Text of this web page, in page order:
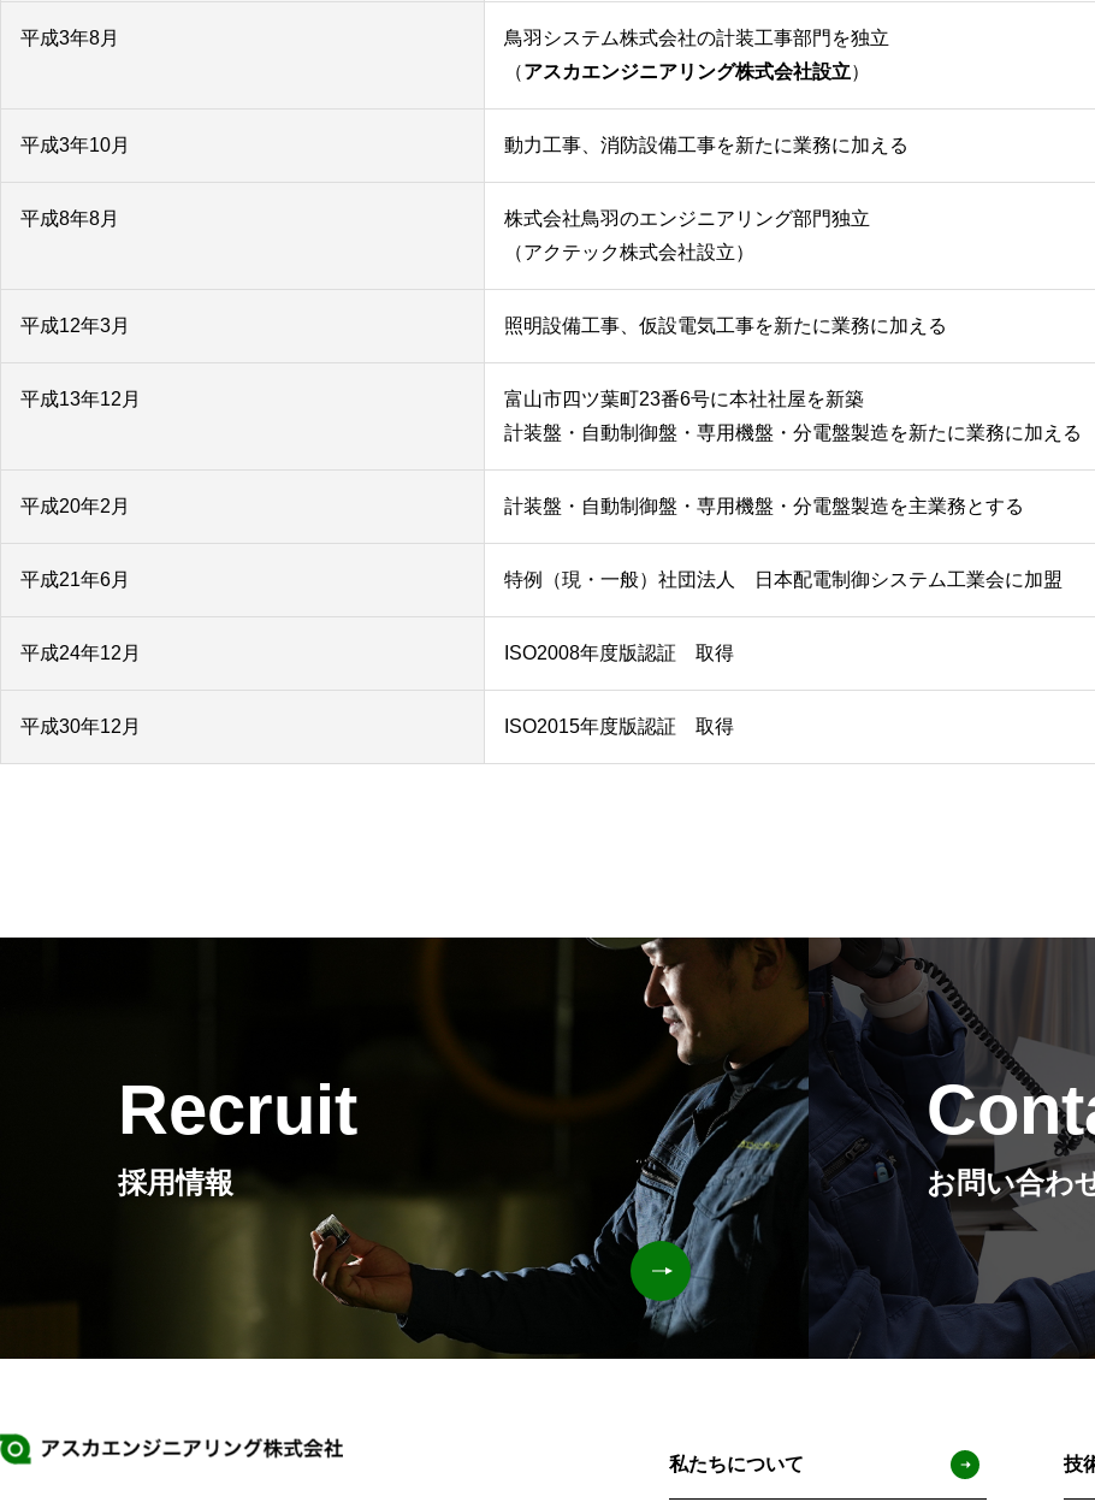
平成3年8月
鳥羽システム株式会社の計装工事部門を独立
（アスカエンジニアリング株式会社設立）
平成3年10月 動力工事、消防設備工事を新たに業務に加える
平成8年8月
株式会社鳥羽のエンジニアリング部門独立
（アクテック株式会社設立）
平成12年3月 照明設備工事、仮設電気工事を新たに業務に加える
平成13年12月
富山市四ツ葉町23番6号に本社社屋を新築
計装盤・自動制御盤・専用機盤・分電盤製造を新たに業務に加える
平成20年2月 計装盤・自動制御盤・専用機盤・分電盤製造を主業務とする
平成21年6月 特例（現・一般）社団法人 日本配電制御システム工業会に加盟
平成24年12月 ISO2008年度版認証 取得
平成30年12月 ISO2015年度版認証 取得
Recruit
採用情報 お問い合わ
フ私たちについて 技